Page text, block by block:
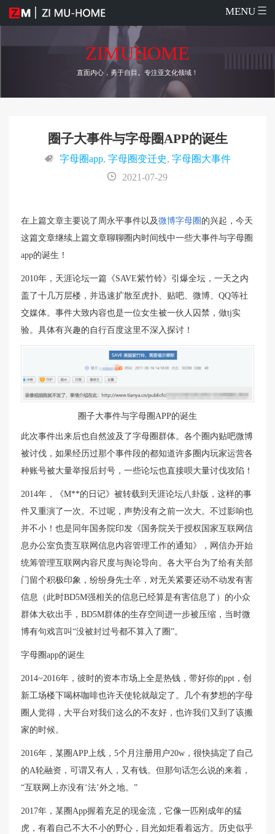
MENU
ZIMUHOME
直面内心，勇于自目。专注亚文化领域！
圈子大事件与字母圈APP的诞生
字母圈app, 字母圈变迁史, 字母圈大事件
2021-07-29
在上篇文章主要说了周永平事件以及微博字母圈 的兴起，今天
这篇文章继续上篇文章聊聊圈内时间线中一些大事件与字母圈
app的诞生！
2010年，天涯论坛一篇《SAVE紫竹铃》引爆全坛，一天之内
盖了十几万层楼，并迅速扩散至虎扑、贴吧、微博、QQ等社
交媒体。事件大致内容也是一位女生被一伙人囚禁，做tj实
验。具体有兴趣的自行百度这里不深入探讨！
圈子大事件与字母圈APP的诞生
此次事件出来后也自然波及了字母圈群体。各个圈内贴吧微博
被讨伐，如果经历过那个事件段的都知道许多圈内玩家运营各
种账号被大量举报后封号，一些论坛也直接呗大量讨伐攻陷！
2014年，《M**的日记》被转载到天涯论坛八卦版，这样的事
件又重演了一次。不过呢，声势没有之前一次大。不过影响也
并不小！也是同年国务院印发《国务院关于授权国家互联网信
息办公室负责互联网信息内容管理工作的通知》，网信办开始
统筹管理互联网内容尺度与舆论导向。各大平台为了给有关部
门留个积极印象，纷纷身先士卒，对无关紧要还动不动发有害
信息（此时BD5M强相关的信息已经算是有害信息了）的小众
群体大砍出手，BD5M群体的生存空间进一步被压缩，当时微
博有句戏言叫“没被封过号都不算入了圈”。
字母圈app的诞生
2014~2016年，彼时的资本市场上全是热钱，带好你的ppt，创
新工场楼下喝杯咖啡也许天使轮就敲定了。几个有梦想的字母
圈人觉得，大平台对我们这么的不友好，也许我们又到了该搬
家的时候。
2016年，某圈APP上线，5个月注册用户20w，很快搞定了自己
的A轮融资，可谓又有人，又有钱。但那句话怎么说的来着，
“互联网上亦没有‘法’外之地。”
2017年，某圈App握着充足的现金流，它像一匹刚成年的猛
虎，有着自己不大不小的野心，目光如炬看着远方。历史似乎